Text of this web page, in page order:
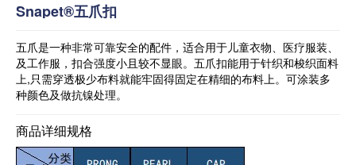
Snapet®五爪扣
五爪是一种非常可靠安全的配件，适合用于儿童衣物、医疗服装、
及工作服，扣合强度小且较不显眼。五爪扣能用于针织和梭织面料
上,只需穿透极少布料就能牢固得固定在精细的布料上。可涂装多
种颜色及做抗镍处理。
商品详细规格